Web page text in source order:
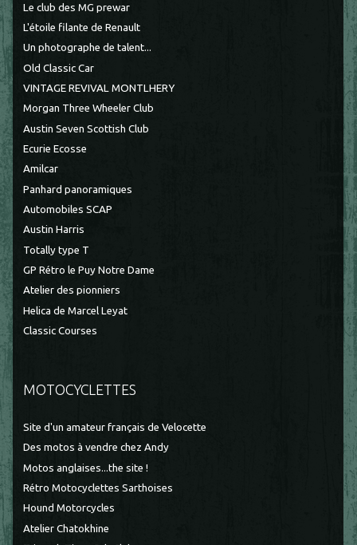
Le club des MG prewar
L'étoile filante de Renault
Un photographe de talent...
Old Classic Car
VINTAGE REVIVAL MONTLHERY
Morgan Three Wheeler Club
Austin Seven Scottish Club
Ecurie Ecosse
Amilcar
Panhard panoramiques
Automobiles SCAP
Austin Harris
Totally type T
GP Rétro le Puy Notre Dame
Atelier des pionniers
Helica de Marcel Leyat
Classic Courses
MOTOCYCLETTES
Site d'un amateur français de Velocette
Des motos à vendre chez Andy
Motos anglaises...the site !
Rétro Motocyclettes Sarthoises
Hound Motorcycles
Atelier Chatokhine